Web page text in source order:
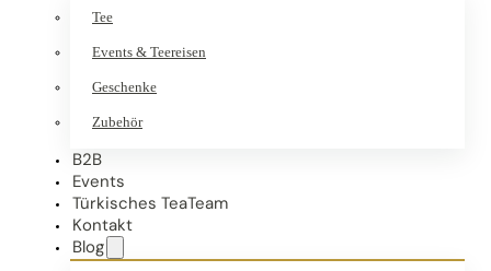
Tee
Events & Teereisen
Geschenke
Zubehör
B2B
Events
Türkisches TeaTeam
Kontakt
Blog